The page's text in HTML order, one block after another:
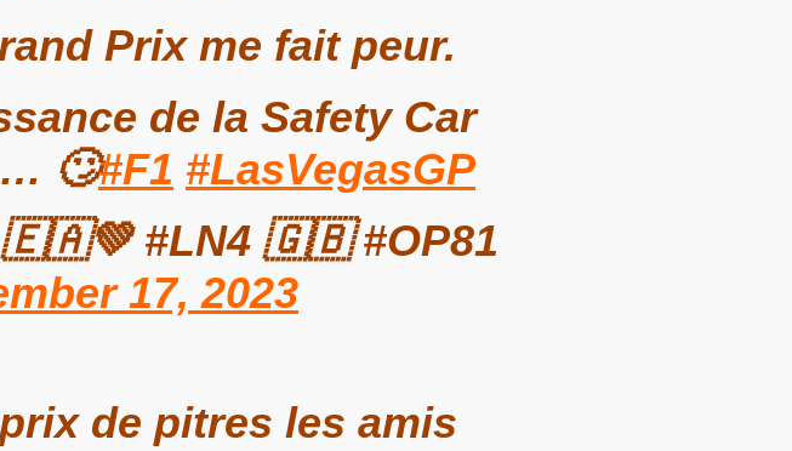
Prix me fait peur.
de la Safety Car
… 🙄#F1 #LasVegasGP
🇪🇦💚 #LN4 🇬🇧 #OP81
17, 2023
de pitres les amis